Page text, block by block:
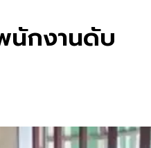
นักงานดับ